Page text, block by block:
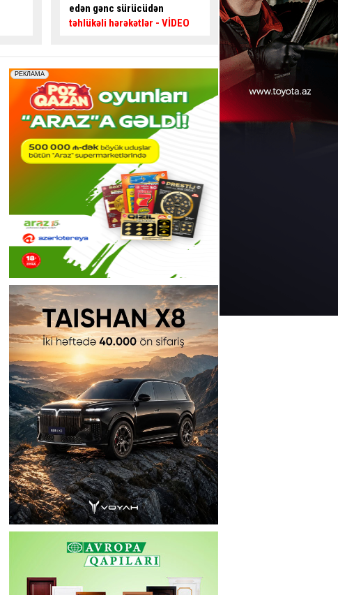
kimi özünü blokladı– Maraqlı
HADİSƏ
bilər:Nişanlar
VİDEO